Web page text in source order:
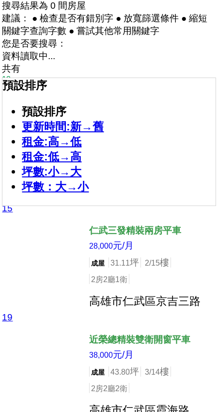
搜尋結果為 0 間房屋
建議： ● 檢查是否有錯別字 ● 放寬篩選條件 ● 縮短
關鍵字查詢字數 ● 嘗試其他常用關鍵字
您是否要搜尋：
資料讀取中...
共有
13
間房屋
預設排序
預設排序
更新時間:新→舊
租金:高→低
租金:低→高
坪數:小→大
坪數：大→小
仁武正路寬敞透店
店長推薦
15
仁武三發精裝兩房平車
28,000元/月
成屋 31.11坪 2/15樓
2房2廳1衛
高雄市仁武區京吉三路
店長推薦
19
近榮總精裝雙衛開窗平車
38,000元/月
成屋 43.80坪 3/14樓
2房2廳2衛